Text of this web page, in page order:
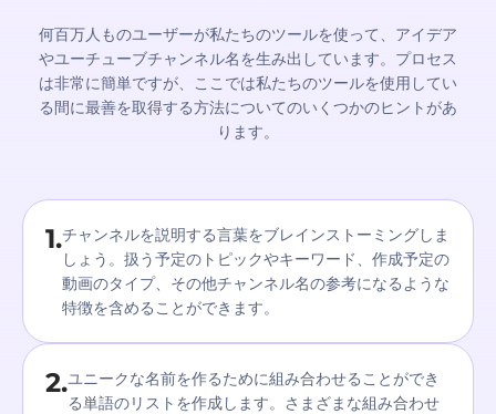
何百万人ものユーザーが私たちのツールを使って、アイデア
やユーチューブチャンネル名を生み出しています。プロセス
は非常に簡単ですが、ここでは私たちのツールを使用してい
る間に最善を取得する方法についてのいくつかのヒントがあ
ります。
1.チャンネルを説明する言葉をブレインストーミングしま
しょう。扱う予定のトピックやキーワード、作成予定の
動画のタイプ、その他チャンネル名の参考になるような
特徴を含めることができます。
2.ユニークな名前を作るために組み合わせることができ
る単語のリストを作成します。さまざまな組み合わせ